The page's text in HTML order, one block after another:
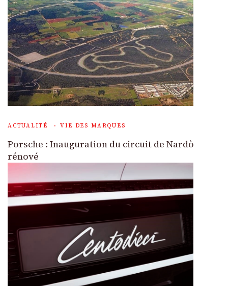
ACTUALITÉ VIE DES MARQUES
Porsche : Inauguration du circuit de Nardò
rénové